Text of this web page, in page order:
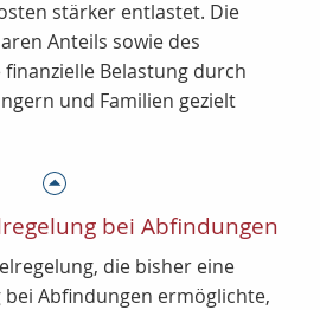
stärker entlastet. Die
Anteils sowie des
Belastung durch
und Familien gezielt
bei Abfindungen
die bisher eine
Abfindungen ermöglichte,